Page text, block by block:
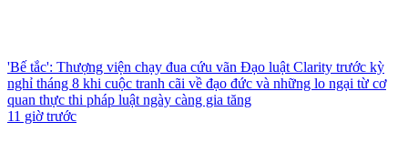
'Bế tắc': Thượng viện chạy đua cứu vãn Đạo luật Clarity trước kỳ
nghỉ tháng 8 khi cuộc tranh cãi về đạo đức và những lo ngại từ cơ
quan thực thi pháp luật ngày càng gia tăng
11 giờ trước